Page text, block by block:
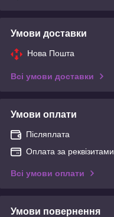
Умови доставки
Нова Пошта
Всі умови доставки
Умови оплати
Післяплата
Оплата за реквізитами
Всі умови оплати
Умови повернення